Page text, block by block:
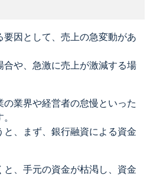
因として、売上の急変動があ
や、急激に売上が激減する場
の業界や経営者の怠慢といった
、まず、銀行融資による資金
、手元の資金が枯渇し、資金